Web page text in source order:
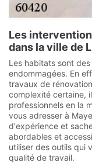
Les
dans la ville de
Les habitats sont
endommagées. En
travaux de
complexité certaine,
professionnels en la
vous adresser à
d'expérience et
abordables et
utiliser des outils qui
qualité de travail.